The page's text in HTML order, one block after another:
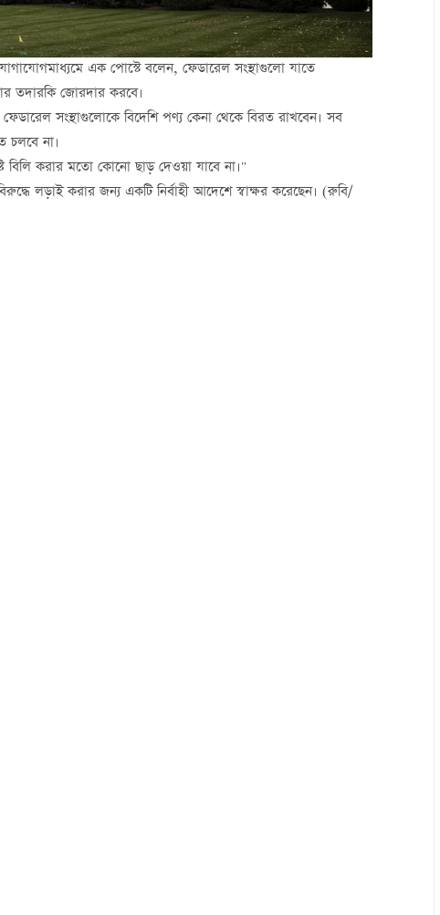
এক পোস্টে বলেন, ফেডারেল সংস্থাগুলো যাতে
তদারকি জোরদার করবে।
সংস্থাগুলোকে বিদেশি পণ্য কেনা থেকে বিরত রাখবেন। সব
চলবে না।
বিলি করার মতো কোনো ছাড় দেওয়া যাবে না।"
লড়াই করার জন্য একটি নির্বাহী আদেশে স্বাক্ষর করেছেন। (রুবি/